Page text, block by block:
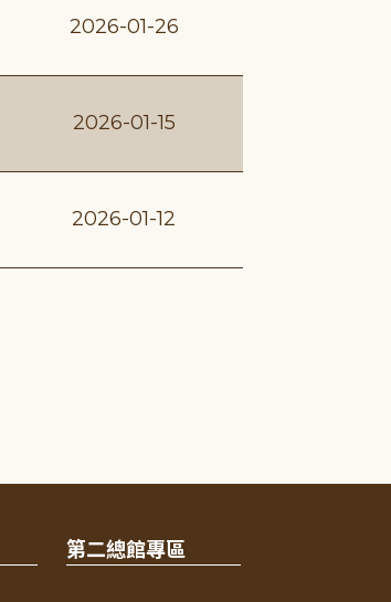
2026-01-26
2026-01-15
2026-01-12
第二總館專區